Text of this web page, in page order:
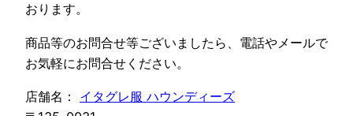
おります。
商品等のお問合せ等ございましたら、電話やメールで
お気軽にお問合せください。
店舗名： イタグレ服 ハウンディーズ